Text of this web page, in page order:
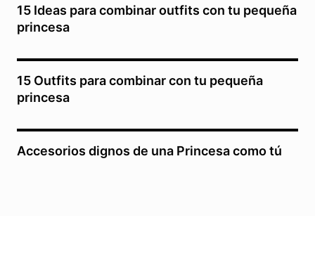
15 Ideas para combinar outfits con tu pequeña
princesa
15 Outfits para combinar con tu pequeña
princesa
Accesorios dignos de una Princesa como tú